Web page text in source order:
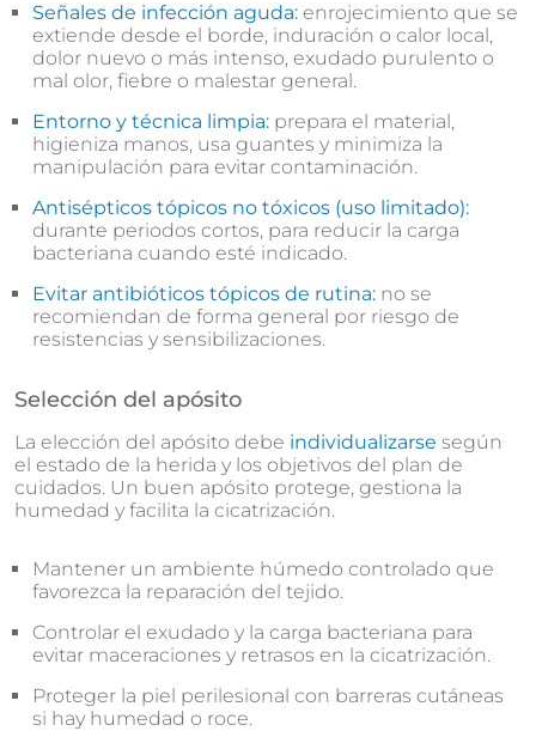
Señales de infección aguda: enrojecimiento que se
extiende desde el borde, induración o calor local,
dolor nuevo o más intenso, exudado purulento o
mal olor, fiebre o malestar general.
Entorno y técnica limpia: prepara el material,
higieniza manos, usa guantes y minimiza la
manipulación para evitar contaminación.
Antisépticos tópicos no tóxicos (uso limitado):
durante periodos cortos, para reducir la carga
bacteriana cuando esté indicado.
Evitar antibióticos tópicos de rutina: no se
recomiendan de forma general por riesgo de
resistencias y sensibilizaciones.
Selección del apósito
La elección del apósito debe individualizarse según
el estado de la herida y los objetivos del plan de
cuidados. Un buen apósito protege, gestiona la
humedad y facilita la cicatrización.
Mantener un ambiente húmedo controlado que
favorezca la reparación del tejido.
Controlar el exudado y la carga bacteriana para
evitar maceraciones y retrasos en la cicatrización.
Proteger la piel perilesional con barreras cutáneas
si hay humedad o roce.